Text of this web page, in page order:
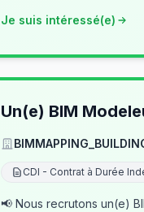
Je suis intéressé(e)
Un(e) BIM
CDI - Contrat à Durée
📢 Nous recrutons un(e) BIM Modeleur(se) Senior –